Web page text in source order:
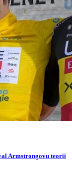
Armstrongovu teorii